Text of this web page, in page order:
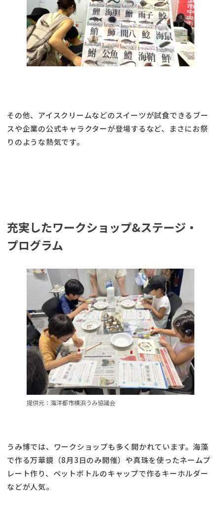
その他、アイスクリームなどのスイーツが試食できるブー
スや企業の公式キャラクターが登場するなど、まさにお祭
りのような熱気です。
充実したワークショップ&ステージ・
プログラム
提供元：海洋都市横浜うみ協議会
うみ博では、ワークショップも多く開かれています。海藻
で作る万華鏡（8月3日のみ開催）や真珠を使ったネームプ
レート作り、ペットボトルのキャップで作るキーホルダー
などが人気。